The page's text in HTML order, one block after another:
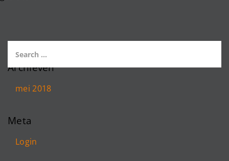
Archieven
mei 2018
Meta
Login